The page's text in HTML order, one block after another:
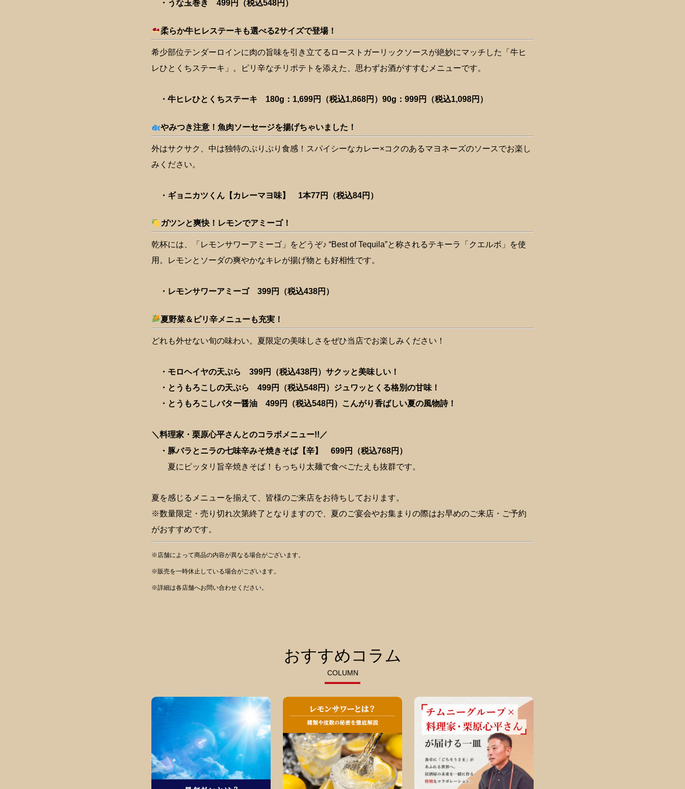
・うな玉巻き 499円（税込548円）
柔らか牛ヒレステーキも選べる2サイズで登場！
希少部位テンダーロインに肉の旨味を引き立てるローストガーリックソースが絶妙にマッチした「牛ヒ
レひとくちステーキ」。ピリ辛なチリポテトを添えた、思わずお酒がすすむメニューです。
・牛ヒレひとくちステーキ 180g：1,699円（税込1,868円）90g：999円（税込1,098円）
やみつき注意！魚肉ソーセージを揚げちゃいました！
外はサクサク、中は独特のぷりぷり食感！スパイシーなカレー×コクのあるマヨネーズのソースでお楽し
みください。
・ギョニカツくん【カレーマヨ味】 1本77円（税込84円）
ガツンと爽快！レモンでアミーゴ！
乾杯には、「レモンサワーアミーゴ」をどうぞ♪ “Best of Tequila”と称されるテキーラ「クエルボ」を使
用。レモンとソーダの爽やかなキレが揚げ物とも好相性です。
・レモンサワーアミーゴ 399円（税込438円）
夏野菜＆ピリ辛メニューも充実！
どれも外せない旬の味わい。夏限定の美味しさをぜひ当店でお楽しみください！
・モロヘイヤの天ぷら 399円（税込438円）サクッと美味しい！
・とうもろこしの天ぷら 499円（税込548円）ジュワッとくる格別の甘味！
・とうもろこしバター醤油 499円（税込548円）こんがり香ばしい夏の風物詩！
＼料理家・栗原心平さんとのコラボメニュー!!／
・豚バラとニラの七味辛みそ焼きそば【辛】 699円（税込768円）
夏にピッタリ旨辛焼きそば！もっちり太麺で食べごたえも抜群です。
夏を感じるメニューを揃えて、皆様のご来店をお待ちしております。
※数量限定・売り切れ次第終了となりますので、夏のご宴会やお集まりの際はお早めのご来店・ご予約
がおすすめです。
※店舗によって商品の内容が異なる場合がございます。
※販売を一時休止している場合がございます。
※詳細は各店舗へお問い合わせください。
おすすめコラム
COLUMN